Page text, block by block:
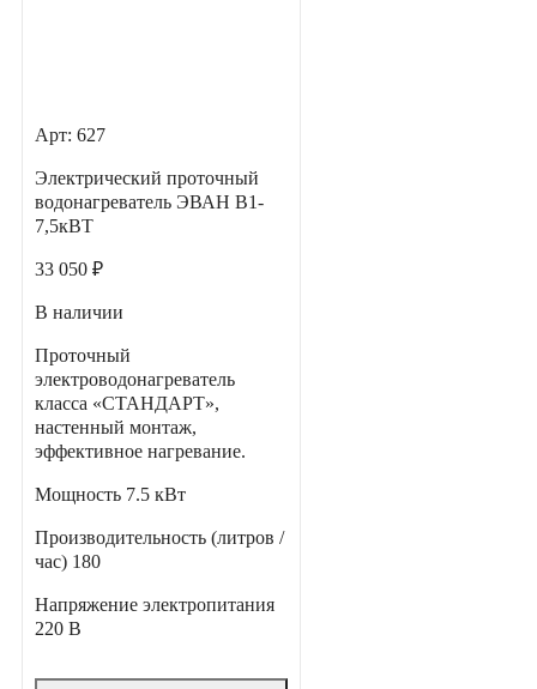
Арт: 627
Электрический проточный
водонагреватель ЭВАН В1-
7,5кВТ
33 050 ₽
В наличии
Проточный
электроводонагреватель
класса «СТАНДАРТ»,
настенный монтаж,
эффективное нагревание.
Мощность 7.5 кВт
Производительность (литров /
час) 180
Напряжение электропитания
220 В